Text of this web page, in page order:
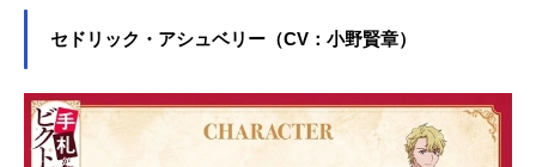
天才たちの恋愛頭脳戦～』の白銀御
を多く演じています。こちらでは、
古川慎さんのオススメ記事をご紹
介！
セドリック・アシュベリー（CV：小野賢章）